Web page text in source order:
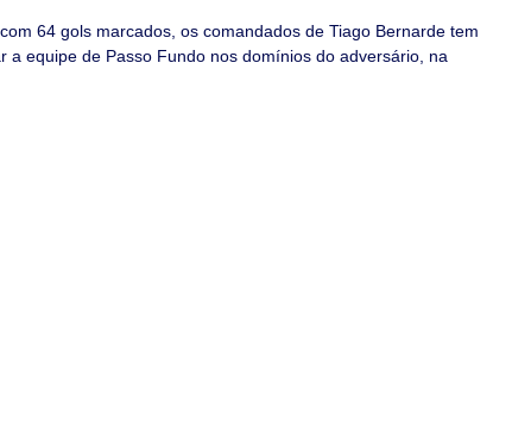
64 gols marcados, os comandados de Tiago Bernarde tem
equipe de Passo Fundo nos domínios do adversário, na